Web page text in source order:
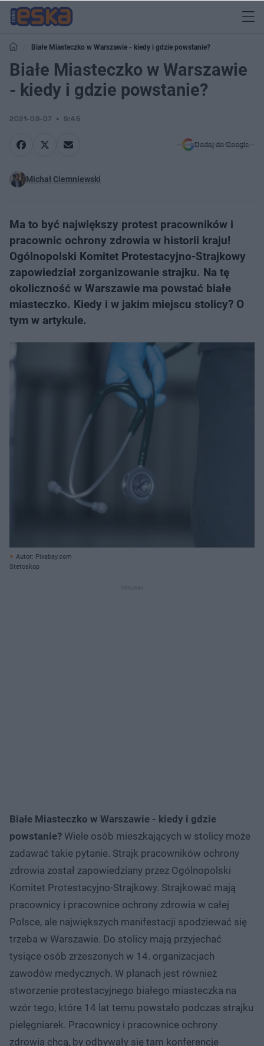
Białe Miasteczko w Warszawie - kiedy i gdzie powstanie?
Białe Miasteczko w Warszawie
- kiedy i gdzie powstanie?
2021-09-07 9:45
Dodaj do Google
Michał Ciemniewski
Ma to być największy protest pracowników i
pracownic ochrony zdrowia w historii kraju!
Ogólnopolski Komitet Protestacyjno-Strajkowy
zapowiedział zorganizowanie strajku. Na tę
okoliczność w Warszawie ma powstać białe
miasteczko. Kiedy i w jakim miejscu stolicy? O
tym w artykule.
Autor: Pixabay.com
Stetoskop
Białe Miasteczko w Warszawie - kiedy i gdzie
powstanie? Wiele osób mieszkających w stolicy może
zadawać takie pytanie. Strajk pracowników ochrony
zdrowia został zapowiedziany przez Ogólnopolski
Komitet Protestacyjno-Strajkowy. Strajkować mają
pracownicy i pracownice ochrony zdrowia w całej
Polsce, ale największych manifestacji spodziewać się
trzeba w Warszawie. Do stolicy mają przyjechać
tysiące osób zrzeszonych w 14. organizacjach
zawodów medycznych. W planach jest również
stworzenie protestacyjnego białego miasteczka na
wzór tego, które 14 lat temu powstało podczas strajku
pielęgniarek. Pracownicy i pracownice ochrony
zdrowia chcą, by odbywały się tam konferencje